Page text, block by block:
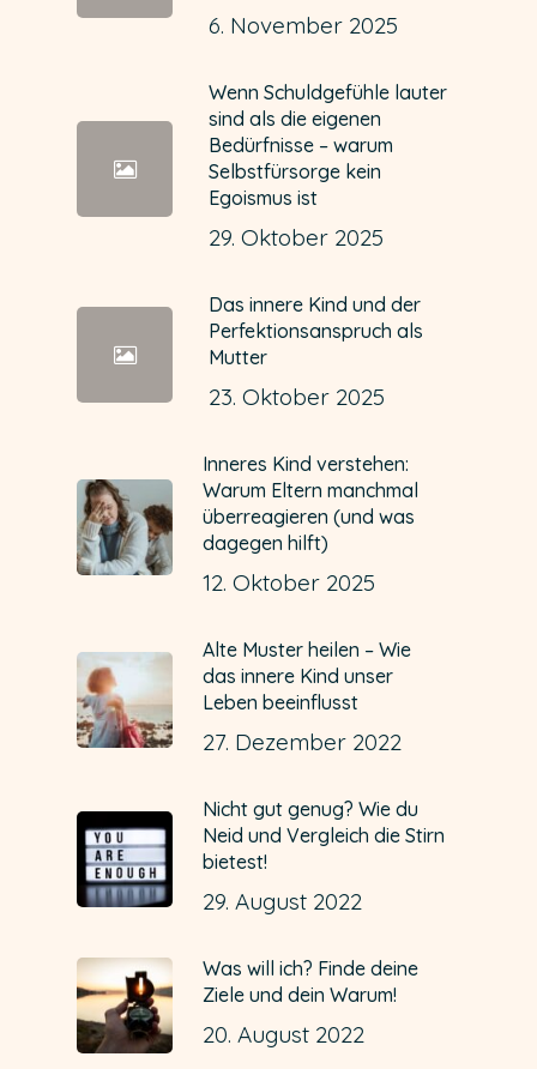
6. November 2025
Wenn Schuldgefühle lauter
sind als die eigenen
Bedürfnisse – warum
Selbstfürsorge kein
Egoismus ist
29. Oktober 2025
Das innere Kind und der
Perfektionsanspruch als
Mutter
23. Oktober 2025
Inneres Kind verstehen:
Warum Eltern manchmal
überreagieren (und was
dagegen hilft)
12. Oktober 2025
Alte Muster heilen – Wie
das innere Kind unser
Leben beeinflusst
27. Dezember 2022
Nicht gut genug? Wie du
Neid und Vergleich die Stirn
bietest!
29. August 2022
Was will ich? Finde deine
Ziele und dein Warum!
20. August 2022